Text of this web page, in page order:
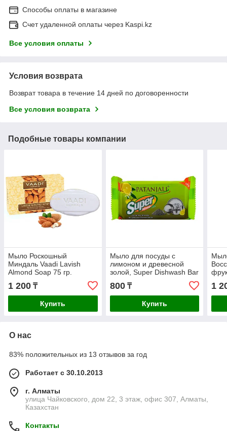
Способы оплаты в магазине
Счет удаленной оплаты через Kaspi.kz
Все условия оплаты
Условия возврата
Возврат товара в течение 14 дней по договоренности
Все условия возврата
Подобные товары компании
Мыло Роскошный
Миндаль Vaadi Lavish
Almond Soap 75 гр.
1 200 ₸
Купить
Мыло для посуды с
лимоном и древесной
золой, Super Dishwash Bar
Patanjali 70 гр
800₸
Купить
1
О нас
83% положительных из 13 отзывов за год
Работает с 30.10.2013
г. Алматы
улица Чайковского, дом 22, 3 этаж, офис 307, Алматы,
Казахстан
Контакты